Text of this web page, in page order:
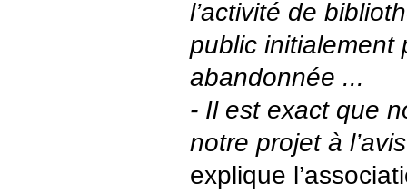
l’activité de
public initialement
abandonnée ...
- Il est exact que
notre projet à
explique